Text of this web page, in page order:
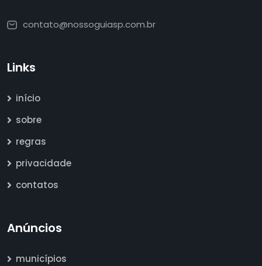
contato@nossoguiasp.com.br
Links
início
sobre
regras
privacidade
contatos
Anúncios
municípios